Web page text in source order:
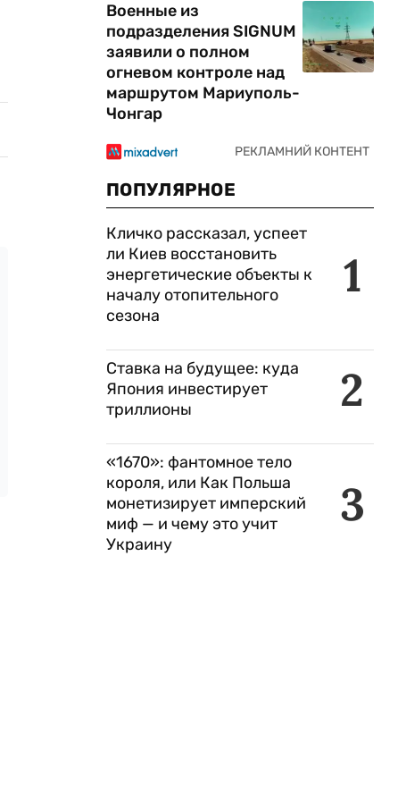
Военные из
подразделения SIGNUM
заявили о полном
огневом контроле над
маршрутом Мариуполь-
Чонгар
ПОПУЛЯРНОЕ
1
Кличко рассказал, успеет
ли Киев восстановить
энергетические объекты к
началу отопительного
сезона
2
Ставка на будущее: куда
Япония инвестирует
триллионы
3
«1670»: фантомное тело
короля, или Как Польша
монетизирует имперский
миф — и чему это учит
Украину